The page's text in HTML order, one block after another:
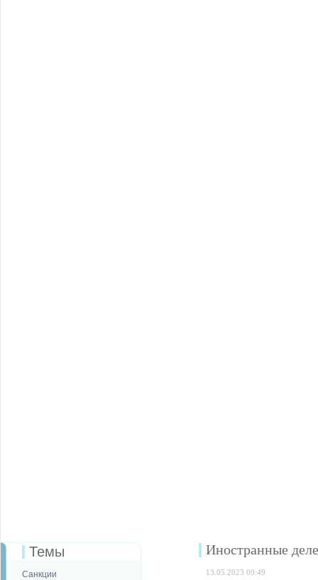
Темы
Санкции
Иностранные
13.05.2023 09:49